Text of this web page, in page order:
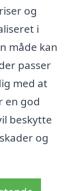
og
i
måde kan
passer
med at
en god
beskytte
og